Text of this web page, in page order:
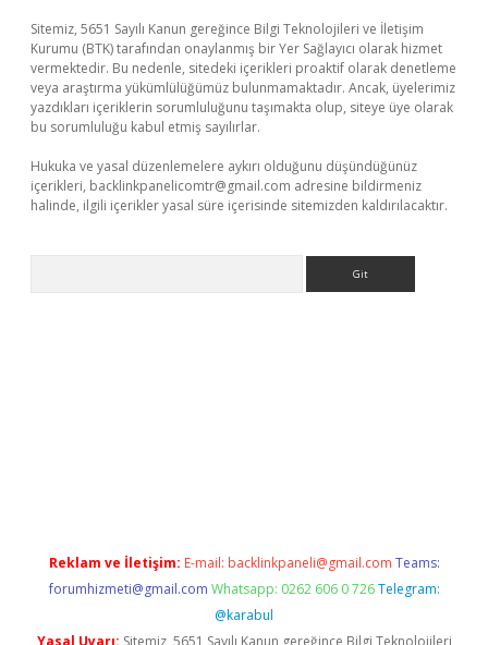
Sitemiz, 5651 Sayılı Kanun gereğince Bilgi Teknolojileri ve İletişim
Kurumu (BTK) tarafından onaylanmış bir Yer Sağlayıcı olarak hizmet
vermektedir. Bu nedenle, sitedeki içerikleri proaktif olarak denetleme
veya araştırma yükümlülüğümüz bulunmamaktadır. Ancak, üyelerimiz
yazdıkları içeriklerin sorumluluğunu taşımakta olup, siteye üye olarak
bu sorumluluğu kabul etmiş sayılırlar.
Hukuka ve yasal düzenlemelere aykırı olduğunu düşündüğünüz
içerikleri, backlinkpanelicomtr@gmail.com adresine bildirmeniz
halinde, ilgili içerikler yasal süre içerisinde sitemizden kaldırılacaktır.
Reklam ve İletişim: E-mail: backlinkpaneli@gmail.com Teams:
forumhizmeti@gmail.com Whatsapp: 0262 606 0 726 Telegram:
@karabul
Yasal Uyarı: Sitemiz, 5651 Sayılı Kanun gereğince Bilgi Teknolojileri